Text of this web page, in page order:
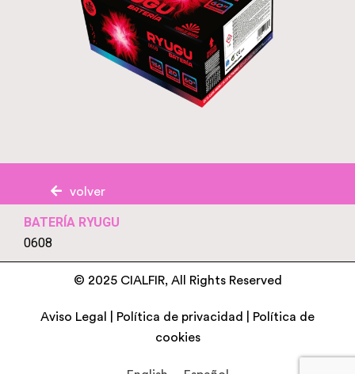
volver
BATERÍA RYUGU
0608
© 2025 CIALFIR, All Rights Reserved
Aviso Legal Política de privacidad
Política de
cookies